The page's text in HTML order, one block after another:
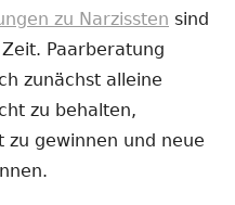
zu Narzissten sind
Paarberatung
zunächst alleine
zu behalten,
zu gewinnen und neue